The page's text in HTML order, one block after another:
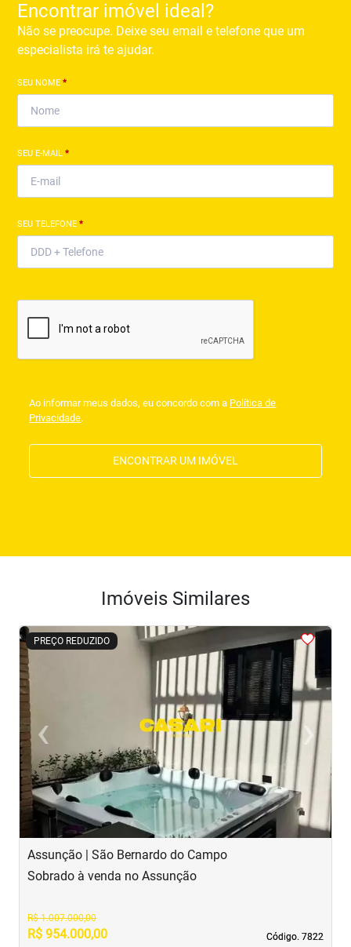
Encontrar imóvel ideal?
Não se preocupe. Deixe seu email e telefone que um
especialista irá te ajudar.
SEU NOME*
SEU E-MAIL*
SEU TELEFONE*
Ao informar meus dados, eu concordo com a Política de
Privacidade.
ENCONTRAR UM IMÓVEL
Imóveis Similares
PREÇO REDUZIDO
<<<<
‹Previous ›Next
Assunção | São Bernardo do Campo
Código. 7822
Código. 7822
Sobrado à venda no Assunção
R$ 1.007.000,00
R$ 954.000,00